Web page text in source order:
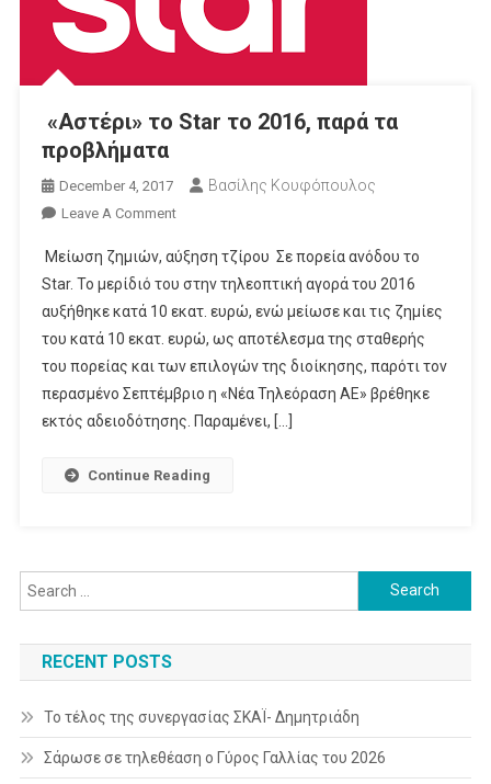
«Αστέρι» το Star το 2016, παρά τα
προβλήματα
December 4, 2017 Βασίλης Κουφόπουλος
Leave A CommentOn
Το
Star
Το
2016,
Παρά
Τα
Προβλήματα
Μείωση ζημιών, αύξηση τζίρου Σε πορεία ανόδου το
Star. Το μερίδιό του στην τηλεοπτική αγορά του 2016
αυξήθηκε κατά 10 εκατ. ευρώ, ενώ μείωσε και τις ζημίες
του κατά 10 εκατ. ευρώ, ως αποτέλεσμα της σταθερής
του πορείας και των επιλογών της διοίκησης, παρότι τον
περασμένο Σεπτέμβριο η «Νέα Τηλεόραση ΑΕ» βρέθηκε
εκτός αδειοδότησης. Παραμένει, […]
Continue Reading
Search
for:
RECENT POSTS
Το τέλος της συνεργασίας ΣΚΑΪ- Δημητριάδη
Σάρωσε σε τηλεθέαση ο Γύρος Γαλλίας του 2026